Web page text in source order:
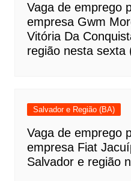
Vaga de emprego
empresa Gwm
Vitória Da
região nesta sexta
Salvador e Região (BA)
Vaga de emprego
empresa Fiat
Salvador e região